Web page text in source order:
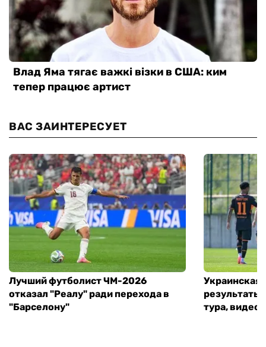
ВАС ЗАИНТЕРЕСУЕТ
Лучший футболист ЧМ-2026
отказал "Реалу" ради перехода в
"Барселону"
Украинская
результаты
тура, видео